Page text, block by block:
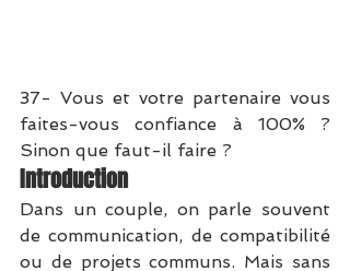
37- Vous et votre partenaire vous
faites-vous confiance à 100% ?
Sinon que faut-il faire ?
Introduction
Dans un couple, on parle souvent
de communication, de compatibilité